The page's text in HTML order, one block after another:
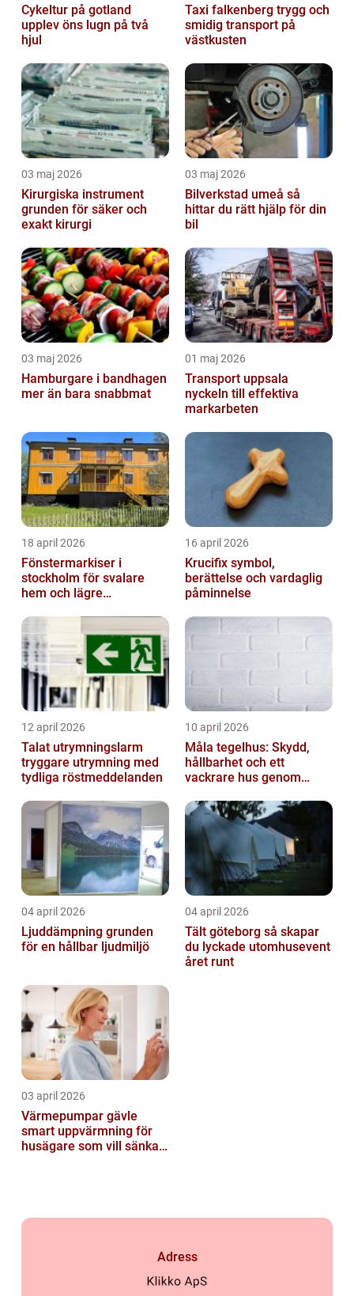
Cykeltur på gotland
upplev öns lugn på två
hjul
Taxi falkenberg trygg och
smidig transport på
västkusten
03 maj 2026
Kirurgiska instrument
grunden för säker och
exakt kirurgi
03 maj 2026
Bilverkstad umeå så
hittar du rätt hjälp för din
bil
03 maj 2026
Hamburgare i bandhagen
mer än bara snabbmat
01 maj 2026
Transport uppsala
nyckeln till effektiva
markarbeten
18 april 2026
Fönstermarkiser i
stockholm för svalare
hem och lägre
16 april 2026
Krucifix symbol,
berättelse och vardaglig
påminnelse
12 april 2026
Talat utrymningslarm
tryggare utrymning med
tydliga röstmeddelanden
10 april 2026
Måla tegelhus: Skydd,
hållbarhet och ett
vackrare hus genom
04 april 2026
Ljuddämpning grunden
för en hållbar ljudmiljö
04 april 2026
Tält göteborg så skapar
du lyckade utomhusevent
året runt
03 april 2026
Värmepumpar gävle
smart uppvärmning för
husägare som vill sänka
Adress